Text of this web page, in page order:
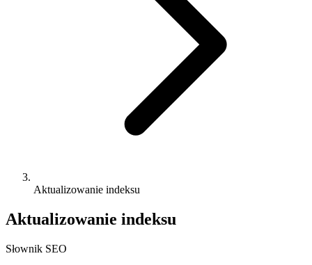
Aktualizowanie indeksu
Aktualizowanie indeksu
Słownik SEO